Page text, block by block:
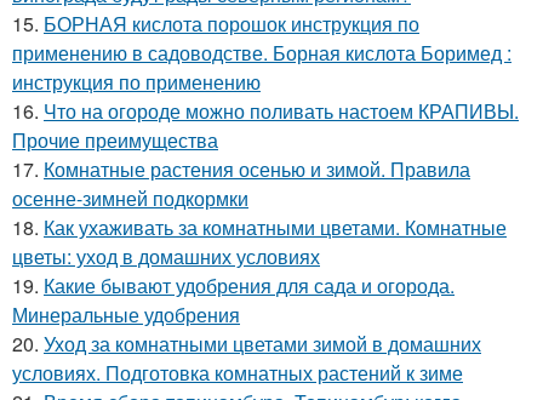
15. БОРНАЯ кислота порошок инструкция по
применению в садоводстве. Борная кислота Боримед :
инструкция по применению
16. Что на огороде можно поливать настоем КРАПИВЫ.
Прочие преимущества
17. Комнатные растения осенью и зимой. Правила
осенне-зимней подкормки
18. Как ухаживать за комнатными цветами. Комнатные
цветы: уход в домашних условиях
19. Какие бывают удобрения для сада и огорода.
Минеральные удобрения
20. Уход за комнатными цветами зимой в домашних
условиях. Подготовка комнатных растений к зиме